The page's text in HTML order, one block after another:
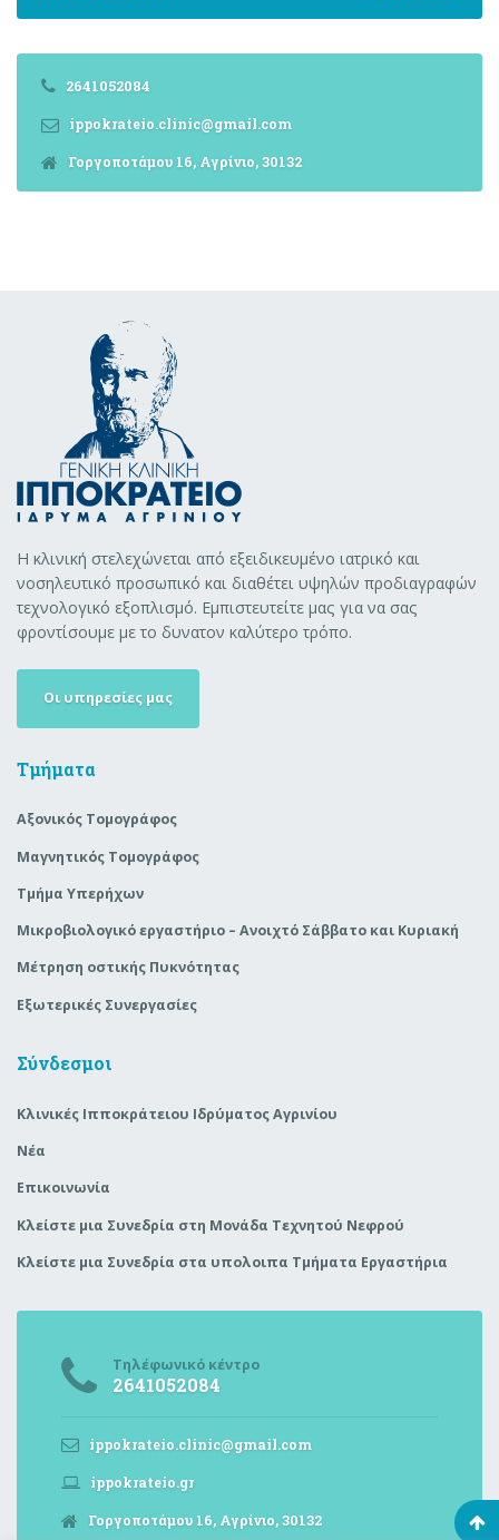
2641052084
ippokrateio.clinic@gmail.com
Γοργοποτάμου 16, Αγρίνιο, 30132
Η κλινική στελεχώνεται από εξειδικευμένο ιατρικό και
νοσηλευτικό προσωπικό και διαθέτει υψηλών προδιαγραφών
τεχνολογικό εξοπλισμό. Εμπιστευτείτε μας για να σας
φροντίσουμε με το δυνατον καλύτερο τρόπο.
Οι υπηρεσίες μας
Τμήματα
Αξονικός Τομογράφος
Μαγνητικός Τομογράφος
Τμήμα Υπερήχων
Μικροβιολογικό εργαστήριο – Ανοιχτό Σάββατο και Κυριακή
Μέτρηση οστικής Πυκνότητας
Εξωτερικές Συνεργασίες
Σύνδεσμοι
Κλινικές Ιπποκράτειου Ιδρύματος Αγρινίου
Νέα
Επικοινωνία
Κλείστε μια Συνεδρία στη Μονάδα Τεχνητού Νεφρού
Κλείστε μια Συνεδρία στα υπολοιπα Τμήματα Εργαστήρια
Τηλέφωνικό κέντρο
2641052084
ippokrateio.clinic@gmail.com
ippokrateio.gr
Γοργοποτάμου 16, Αγρίνιο, 30132